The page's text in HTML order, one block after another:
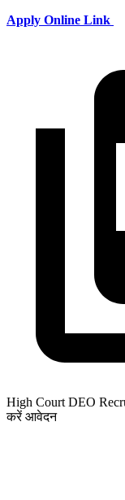
Apply Online Link
High Court DEO
करें आवेदन